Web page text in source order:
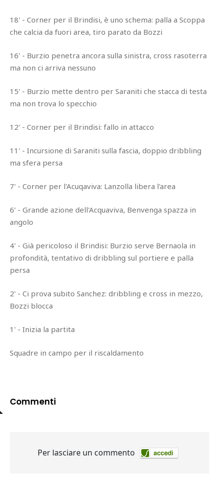
18' - Corner per il Brindisi, è uno schema: palla a Scoppa
che calcia da fuori area, tiro parato da Bozzi
16' - Burzio penetra ancora sulla sinistra, cross rasoterra
ma non ci arriva nessuno
15' - Burzio mette dentro per Saraniti che stacca di testa
ma non trova lo specchio
12' - Corner per il Brindisi: fallo in attacco
11' - Incursione di Saraniti sulla fascia, doppio dribbling
ma sfera persa
7' - Corner per l'Acuqaviva: Lanzolla libera l'area
6' - Grande azione dell'Acquaviva, Benvenga spazza in
angolo
4' - Già pericoloso il Brindisi: Burzio serve Bernaola in
profondità, tentativo di dribbling sul portiere e palla
persa
2' - Ci prova subito Sanchez: dribbling e cross in mezzo,
Bozzi blocca
1' - Inizia la partita
Squadre in campo per il riscaldamento
Commenti